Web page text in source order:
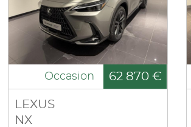
Occasion 62 870 €
LEXUS
NX